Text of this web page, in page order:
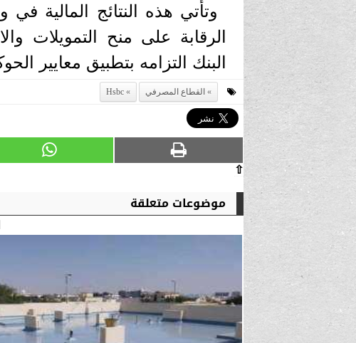
وتأتي هذه النتائج المالية
الرقابة على منح التمويلات
البنك التزامه بتطبيق معايير
القطاع المصرفي Hsbc
⇧
موضوعات متعلقة